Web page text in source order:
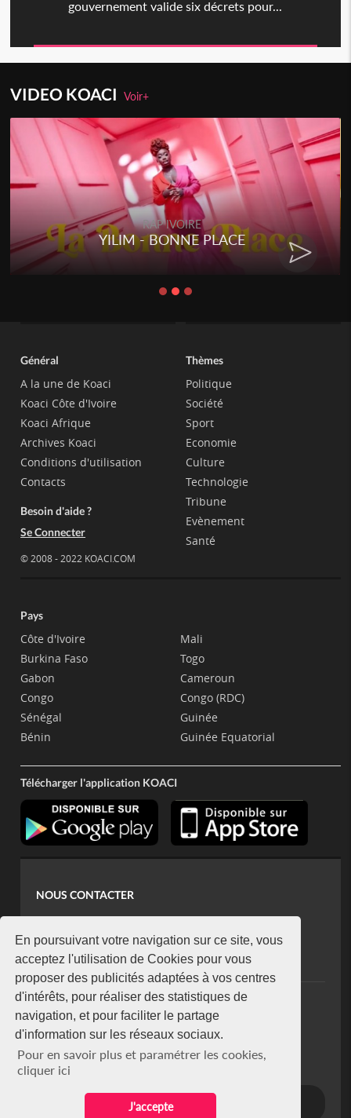
En poursuivant votre navigation sur ce site, vous
acceptez l'utilisation de Cookies pour vous
proposer des publicités adaptées à vos centres
d'intérêts, pour réaliser des statistiques de
navigation, et pour faciliter le partage
d'information sur les réseaux sociaux.
Pour en savoir plus et paramétrer les cookies,
cliquer ici
J'accepte
gouvernement valide six décrets pour...
VIDEO KOACIVoir+
RAP IVOIRE
YILIM - BONNE PLACE
Général
A la une de Koaci
Koaci Côte d'Ivoire
Koaci Afrique
Archives Koaci
Conditions d'utilisation
Contacts
Besoin d'aide ?
Se Connecter
© 2008 - 2022 KOACI.COM
Thèmes
Politique
Société
Sport
Economie
Culture
Technologie
Tribune
Evènement
Santé
Pays
Côte d'Ivoire
Burkina Faso
Gabon
Congo
Sénégal
Bénin
Mali
Togo
Cameroun
Congo (RDC)
Guinée
Guinée Equatorial
Télécharger l'application KOACI
NOUS CONTACTER
koaci@yahoo.fr
+225 07 08 85 52 93
NEWSLETTER
Restez connecté via notre newsletter
S'abonner
Se désabonner